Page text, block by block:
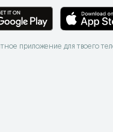
приложение для твоего